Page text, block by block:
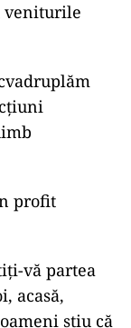
veniturile
profit
vă partea
acasă,
ştiu că